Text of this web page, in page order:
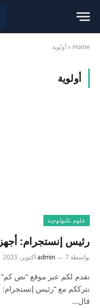
Home
»أولوية
أولوية
علوم تكنولوجية
رئيس إنستجرام:
بواسطة admin 7 أكتوبر، 2023
نقدم لكم عبر موقع “نص كم”
نترككم مع “رئيس إنستجرام:
قال…